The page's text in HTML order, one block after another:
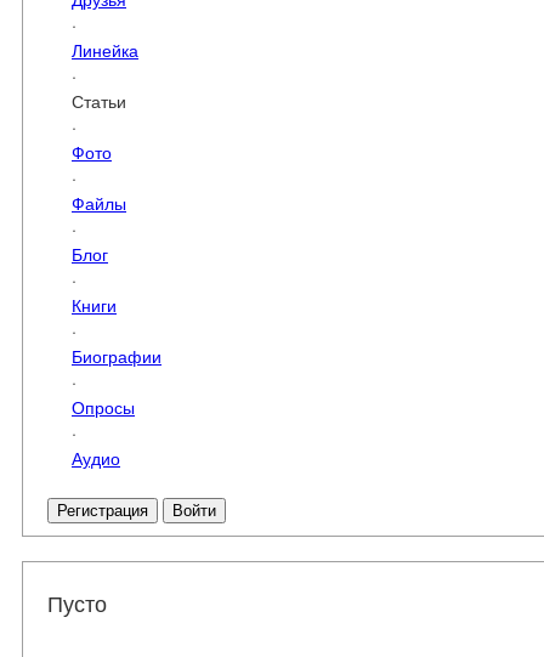
·
Линейка
·
Статьи
·
Фото
·
Файлы
·
Блог
·
Книги
·
Биографии
·
Опросы
·
Аудио
Регистрация Войти
Пусто